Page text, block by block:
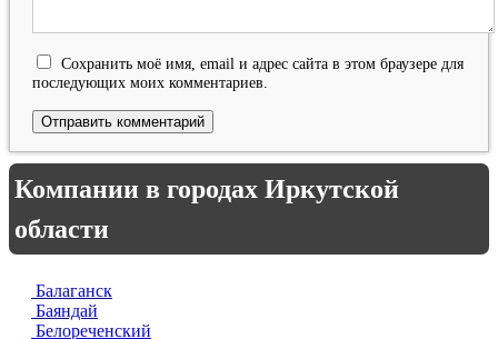
Сохранить моё имя, email и адрес сайта в этом браузере для
последующих моих комментариев.
Компании в городах Иркутской
области
Балаганск
Баяндай
Белореченский